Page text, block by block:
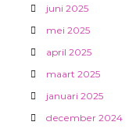
juni 2025
mei 2025
april 2025
maart 2025
januari 2025
december 2024